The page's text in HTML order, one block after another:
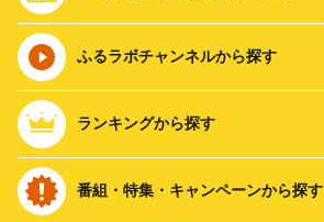
ふるラボチャンネルから探す
ランキングから探す
番組・特集・キャンペーンから探す